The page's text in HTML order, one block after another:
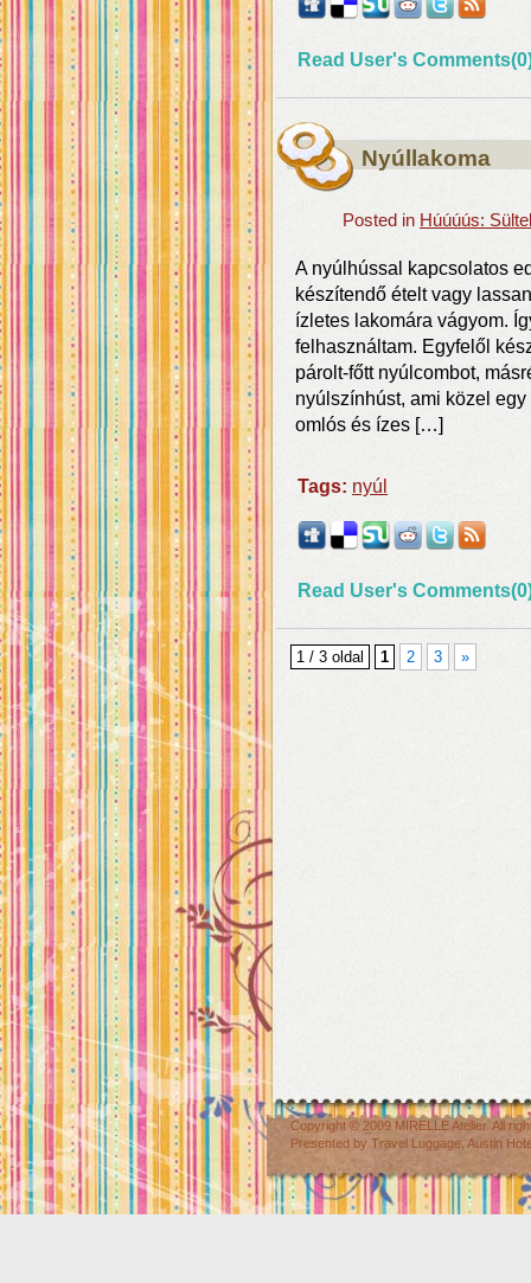
Read User's
Nyúllakoma
Posted in Húúúús:
A nyúlhússal kapcsolatos
készítendő ételt vagy
ízletes lakomára vágyom.
felhasználtam. Egyfelől
párolt-főtt nyúlcombot,
nyúlszínhúst, ami közel
omlós és ízes […]
Tags: nyúl
Read User's
1 / 3 oldal 1 2 3 »
Copyright © 2009 MIRELLE Atelier. All
Presented by Travel Luggage Austin